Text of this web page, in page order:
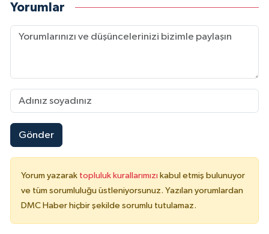
Yorumlar
Gönder
Yorum yazarak topluluk kurallarımızı kabul etmiş bulunuyor
ve tüm sorumluluğu üstleniyorsunuz. Yazılan yorumlardan
DMC Haber hiçbir şekilde sorumlu tutulamaz.